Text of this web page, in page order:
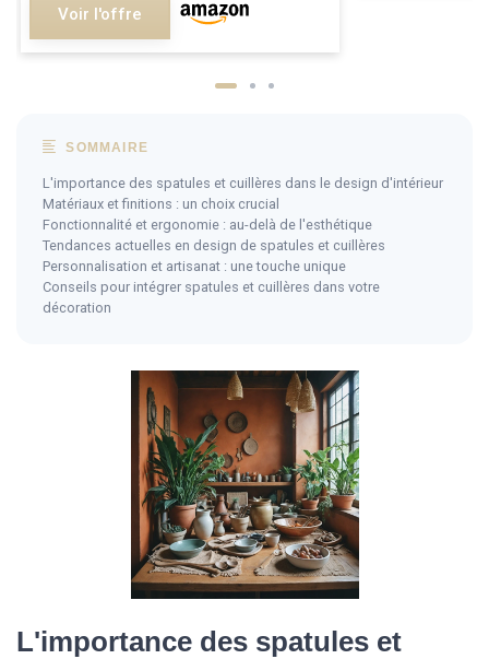
Voir l'offre
SOMMAIRE
L'importance des spatules et cuillères dans le design d'intérieur
Matériaux et finitions : un choix crucial
Fonctionnalité et ergonomie : au-delà de l'esthétique
Tendances actuelles en design de spatules et cuillères
Personnalisation et artisanat : une touche unique
Conseils pour intégrer spatules et cuillères dans votre
décoration
L'importance des spatules et